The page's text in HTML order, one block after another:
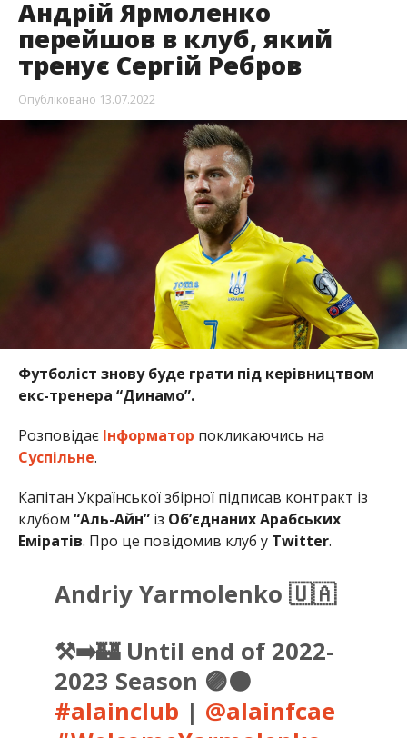
Андрій Ярмоленко
перейшов в клуб, який
тренує Сергій Ребров
Опубліковано 13.07.2022
Футболіст знову буде грати під керівництвом
екс-тренера “Динамо”.
РозповідаєІнформатор покликаючись на
Суспільне.
Капітан Української збірної підписав контракт із
клубом “Аль-Айн”із Об’єднаних Арабських
Еміратів. Про це повідомив клуб у Twitter.
Andriy Yarmolenko 🇺🇦
⚒️➡️🏰 Until end of 2022-
2023 Season 🟣⚫️
#alainclub | @alainfcae